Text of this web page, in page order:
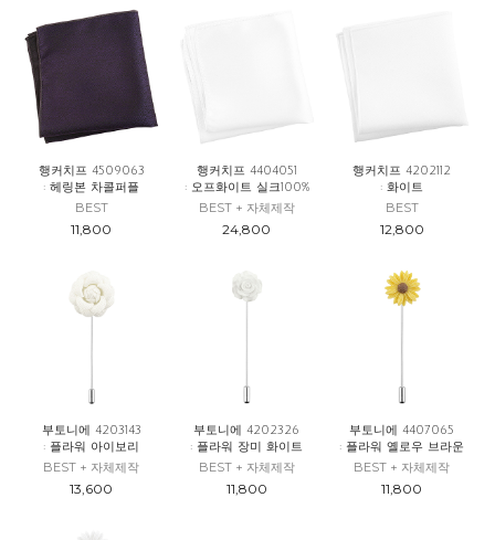
행커치프 4509063
: 헤링본 차콜퍼플
BEST
11,800
행커치프 4404051
: 오프화이트 실크100%
BEST + 자체제작
24,800
행커치프 4202112
: 화이트
BEST
12,800
부토니에 4203143
: 플라워 아이보리
BEST + 자체제작
13,600
부토니에 4202326
: 플라워 장미 화이트
BEST + 자체제작
11,800
부토니에 4407065
: 플라워 옐로우 브라운
BEST + 자체제작
11,800